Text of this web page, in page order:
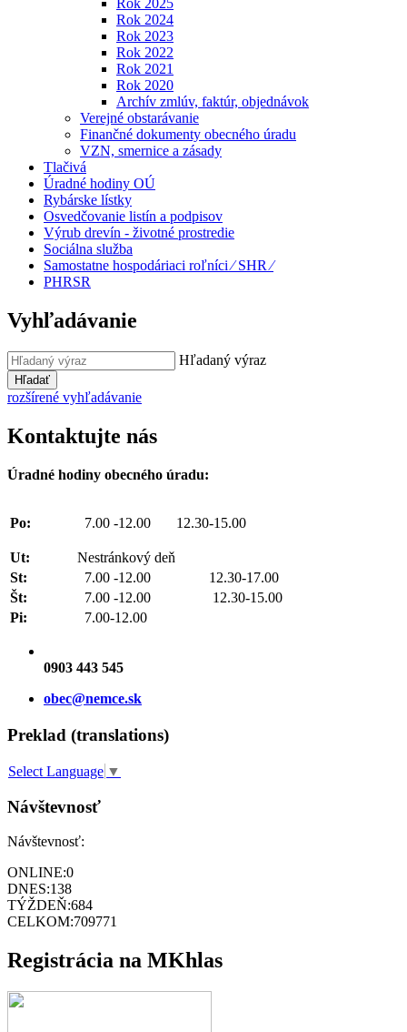
Rok 2025
Rok 2024
Rok 2023
Rok 2022
Rok 2021
Rok 2020
Archív zmlúv, faktúr, objednávok
Verejné obstarávanie
Finančné dokumenty obecného úradu
VZN, smernice a zásady
Tlačivá
Úradné hodiny OÚ
Rybárske lístky
Osvedčovanie listín a podpisov
Výrub drevín - životné prostredie
Sociálna služba
Samostatne hospodáriaci roľníci ⁄ SHR ⁄
PHRSR
Vyhľadávanie
Hľadaný výraz
Hľadať
rozšírené vyhľadávanie
Kontaktujte nás
Úradné hodiny obecného úradu:
Po: 7.00 -12.00 12.30-15.00
Ut:
Nestránkový deň
St:
7.00 -12.00 12.30-17.00
Št:
7.00 -12.00 12.30-15.00
Pi:
7.00-12.00
0903 443 545
obec@nemce.sk
Preklad (translations)
Select Language ▼
Návštevnosť
Návštevnosť:
ONLINE:0
DNES:138
TÝŽDEŇ:684
CELKOM:709771
Registrácia na MKhlas